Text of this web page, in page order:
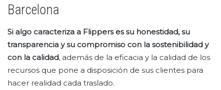
Barcelona
Si algo caracteriza a Flippers es su honestidad, su
transparencia y su compromiso con la sostenibilidad y
con la calidad, además de la eficacia y la calidad de los
recursos que pone a disposición de sus clientes para
hacer realidad cada traslado.